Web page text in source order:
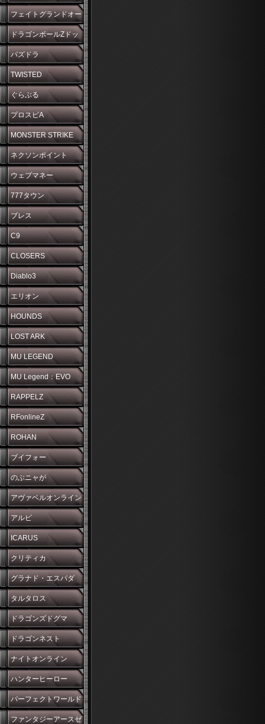
フェイトグランドオー
ダー
ドラゴンボールZドッ
カンバトル
パズドラ
TWISTED
WONDERLAND
ぐらぶる
プロスピA
MONSTER STRIKE
ネクソンポイント
ウェブマネー
777タウン
ブレス
C9
CLOSERS
Diablo3
エリオン
HOUNDS
LOST ARK
MU LEGEND
MU Legend：EVO
RAPPELZ
RFonlineZ
ROHAN
ブイフォー
のぶニャが
アヴァベルオンライン
アルピ
ICARUS
クリティカ
グラナド・エスパダ
タルタロス
ドラゴンズドグマ
ドラゴンネスト
ナイトオンライン
ハンターヒーロー
パーフェクトワールド
ファンタジーアースゼ